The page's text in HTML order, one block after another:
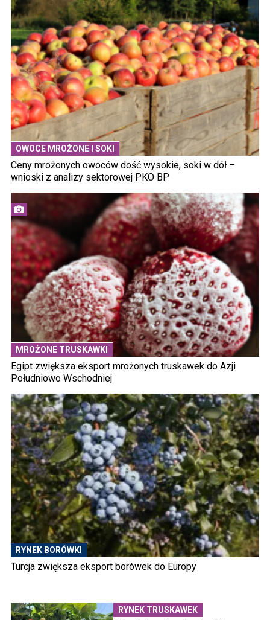
OWOCE MROŻONE I SOKI
Ceny mrożonych owoców dość wysokie, soki w dół –
wnioski z analizy sektorowej PKO BP
MROŻONE TRUSKAWKI
Egipt zwiększa eksport mrożonych truskawek do Azji
Południowo Wschodniej
RYNEK BORÓWKI
Turcja zwiększa eksport borówek do Europy
RYNEK TRUSKAWEK